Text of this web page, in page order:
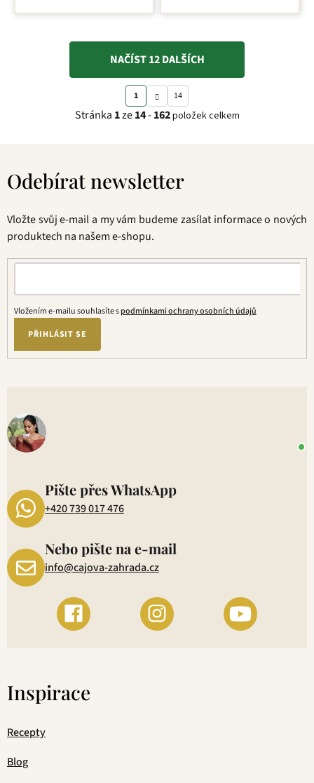
O
v
l
a
c
p
k
v
ý
s
NAČÍST 12 DALŠÍCH
S
t
r
o
á
1 14
Stránka 1ze14-162položek celkem
Odebírat newsletter
Vložte svůj e-mail a my vám budeme zasílat informace o nových
produktech na našem e-shopu.
Vložením e-mailu souhlasíte spodmínkami ochrany osobních údajů
PŘIHLÁSIT SE
Pište přes WhatsApp
+420 739 017 476
Nebo pište na e-mail
info@cajova-zahrada.cz
Inspirace
Recepty
Blog